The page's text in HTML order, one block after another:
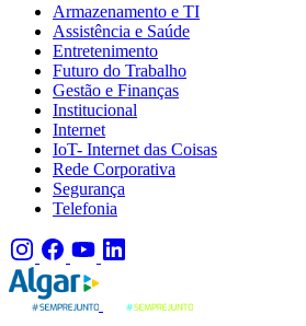
Armazenamento e TI
Assistência e Saúde
Entretenimento
Futuro do Trabalho
Gestão e Finanças
Institucional
Internet
IoT- Internet das Coisas
Rede Corporativa
Segurança
Telefonia